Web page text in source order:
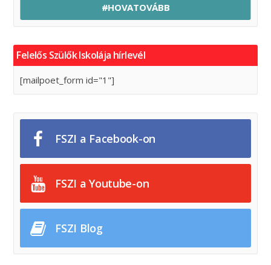
#HOVATOVÁBB
Felelős Szülők Iskolája hírlevél
[mailpoet_form id="1"]
FSZI a Facebook-on
FSZI a Youtube-on
FSZI Blog